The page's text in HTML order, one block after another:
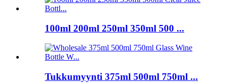
100ml 200ml 250ml 350ml 500 ...
Tukkumyynti 375ml 500ml 750ml ...